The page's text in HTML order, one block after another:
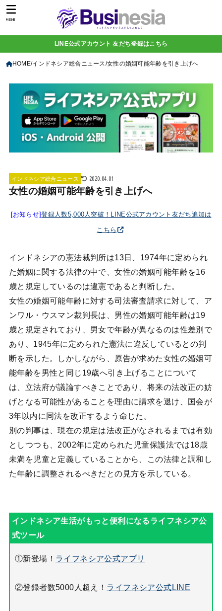
MENU
LINE公式アカウント 友だち登録はこちら
HOME インドネシア総合ニュース 女性の婚姻可能年齢を引き上げへ
インドネシア総合ニュース 2020.04.01
女性の婚姻可能年齢を引き上げへ
[お知らせ]登録人数5,000人突破！LINE公式アカウント友だち追加は
こちら
インドネシアの憲法裁判所は13日、1974年に定められ
た婚姻に関する法律の中で、女性の婚姻可能年齢を16
歳と規定しているのは違憲であると判断した。
女性の婚姻可能年齢に対する司法審査請求に対して、ア
ンワル・ウスマン裁判長は、男性の婚姻可能年齢は19
歳と規定されており、男女で年齢が異なるのは性差別で
あり、1945年に定められた憲法に違反しているとの判
断を示した。しかしながら、原告が求めた女性の婚姻可
能年齢を男性と同じ19歳へ引き上げることについて
は、立法府が議論すべきことであり、将来の法改正の妨
げとなる可能性があることを理由に請求を退け、国会が
3年以内に同法を改正するよう命じた。
別の判事は、現在の規定は法改正がなされるまでは有効
としつつも、2002年に定められた児童保護法では18歳
未満を児童と定義していることから、この法律と調和し
た年齢に調整されるべきだとの見方を示している。
①新登場！ ライフネシア公式アプリ
②登録者数5000人超え！ ライフネシア公式LINE